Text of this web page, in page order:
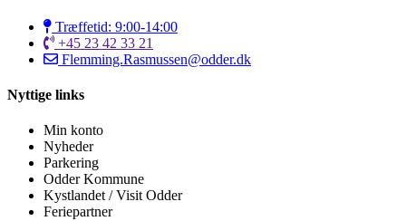
Træffetid: 9:00-14:00
+45 23 42 33 21
Flemming.Rasmussen@odder.dk
Nyttige links
Min konto
Nyheder
Parkering
Odder Kommune
Kystlandet / Visit Odder
Feriepartner